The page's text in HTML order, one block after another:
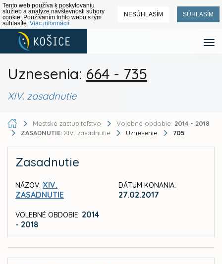
Tento web používa k poskytovaniu
služieb a analýze návštevnosti súbory
cookie. Používaním tohto webu s tým
súhlasíte. Viac informácií
NESÚHLASÍM SÚHLASÍM
Uznesenia: 664 - 735
XIV. zasadnutie
Mestské zastupiteľstvo Volebné obdobie: 2014 - 2018
ZASADNUTIE: XIV. zasadnutie Uznesenie 705
Zasadnutie
NÁZOV: XIV.
ZASADNUTIE
VOLEBNÉ OBDOBIE: 2014
- 2018
DÁTUM KONANIA:
27.02.2017